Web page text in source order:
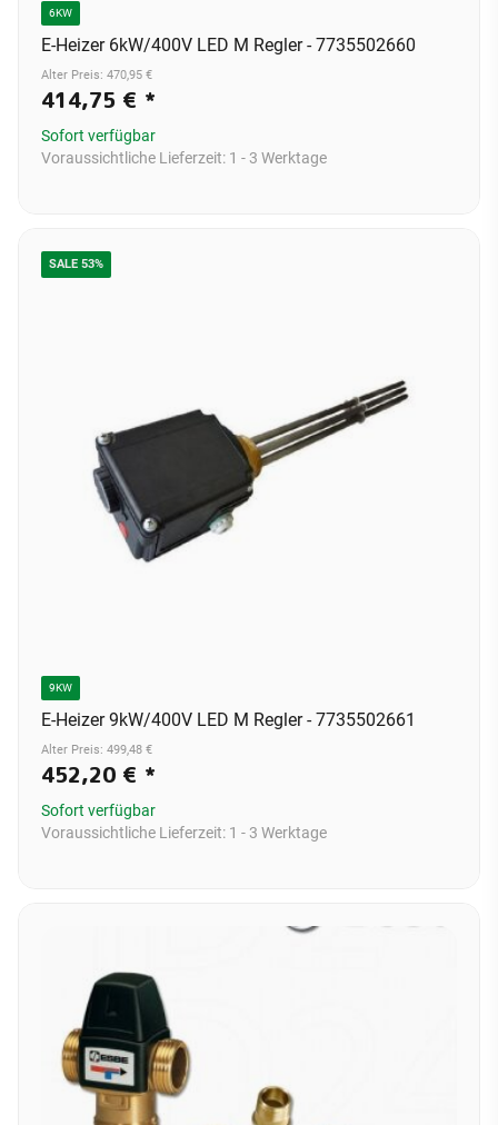
6KW
E-Heizer 6kW/400V LED M Regler - 7735502660
Alter Preis: 470,95 €
414,75 € *
Sofort verfügbar
Voraussichtliche Lieferzeit: 1 - 3 Werktage
SALE 53%
9KW
E-Heizer 9kW/400V LED M Regler - 7735502661
Alter Preis: 499,48 €
452,20 € *
Sofort verfügbar
Voraussichtliche Lieferzeit: 1 - 3 Werktage